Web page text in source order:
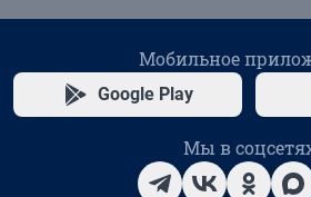
Мобильное
Google Play
Мы в